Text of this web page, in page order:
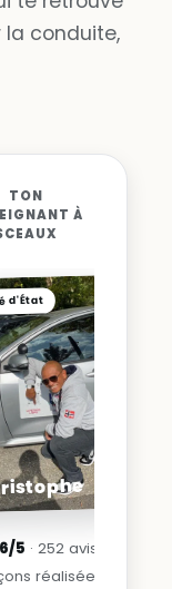
conduite,
TON
À
d'État
5 · 252 avis
réalisées